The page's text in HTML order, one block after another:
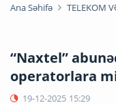
Ana Səhifə TELEKOM
“Naxtel”
operatorlara
19-12-2025 15:29